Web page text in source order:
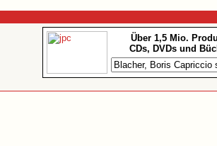
Über 1,5 Mio.
CDs, DVDs und